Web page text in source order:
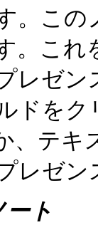
。こ
。これ
レゼ
ドを
、テキ
レゼ
ト